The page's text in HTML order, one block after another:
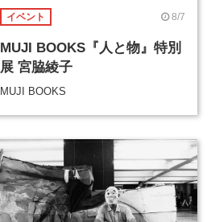
イベント 8/7
MUJI BOOKS『人と物』特別
展 宮脇綾子
MUJI BOOKS